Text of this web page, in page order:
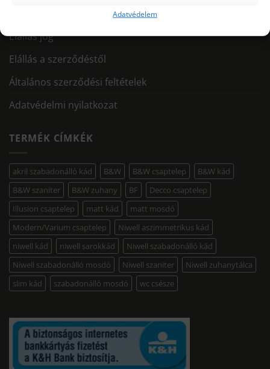
Adatvédelem
Elállás jog
Elállás a szerződéstől
Általános szerződési feltételek
Adatvédelmi nyilatkozat
TERMÉK CÍMKÉK
akril szabadonálló kád B&W B&W csaptelep
B&W kád
B&W szaniter
B&W zuhany BF
Decco csaptelep
Illusion csaptelep
matt kád
matt mosdó
Modern/Varium csaptelep
Niwell aszimmetrikus kád
niwell kád
niwell sarokkád
Niwell szabadonálló kád
Niwell szabadonálló mosdó
Niwell szaniter
Niwell zuhanytálca
slim kád
szabadonálló mosdó wc csésze